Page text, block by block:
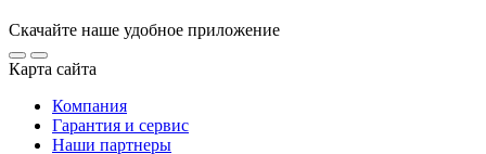
Скачайте наше удобное приложение
Карта сайта
Компания
Гарантия и сервис
Наши партнеры